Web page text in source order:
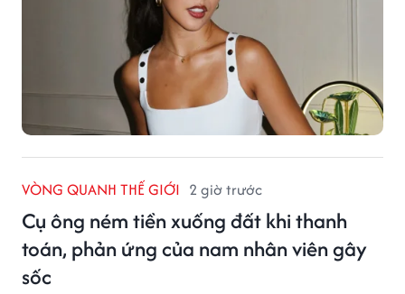
VÒNG QUANH THẾ GIỚI 2 giờ trước
Cụ ông ném tiền xuống đất khi thanh
toán, phản ứng của nam nhân viên gây
sốc